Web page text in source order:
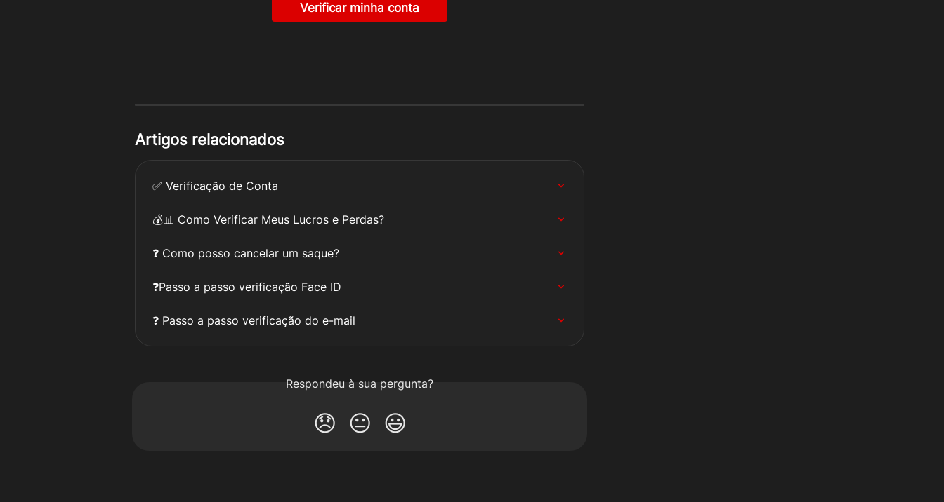
Verificar minha conta
Artigos relacionados
✅ Verificação de Conta
💰📊 Como Verificar Meus Lucros e Perdas?
❓ Como posso cancelar um saque?
❓Passo a passo verificação Face ID
❓ Passo a passo verificação do e-mail
Respondeu à sua pergunta?
😞 😐 😃